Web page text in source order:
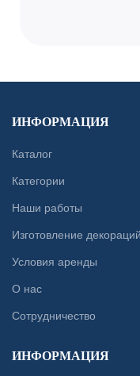
ИНФОРМАЦИЯ
Каталог
Категории
Наши работы
Изготовление декораций
Условия аренды
О нас
Сотрудничество
ИНФОРМАЦИЯ